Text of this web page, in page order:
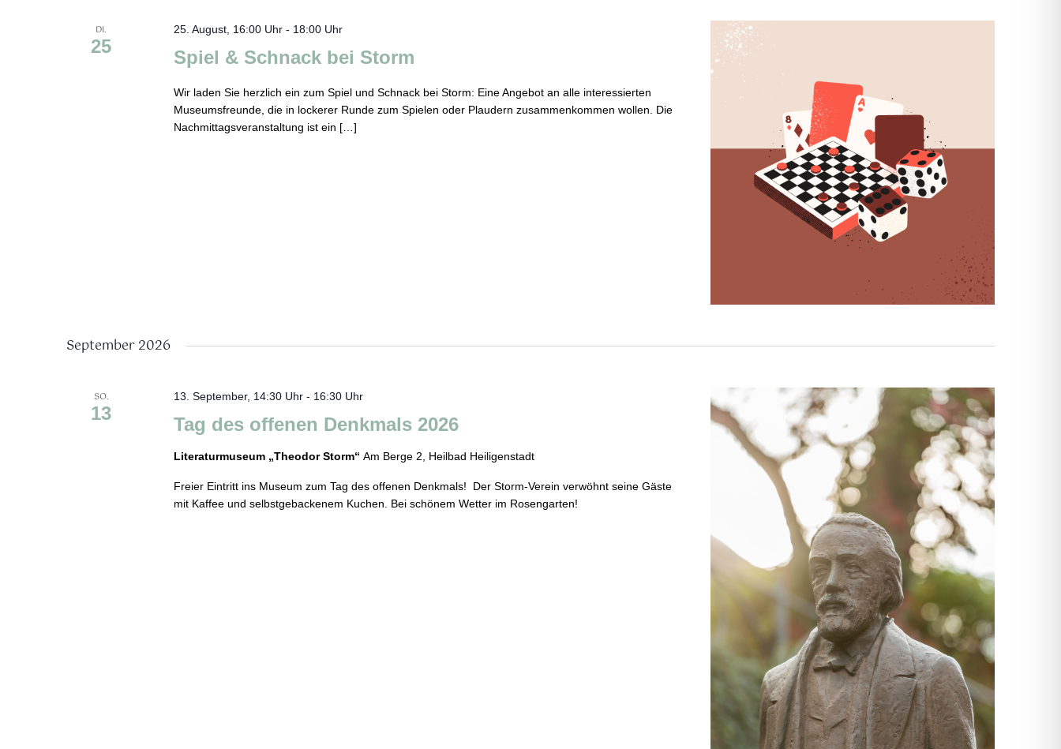
DI.
25
25. August, 16:00 Uhr- 18:00 Uhr
Spiel & Schnack bei Storm
Wir laden Sie herzlich ein zum Spiel und Schnack bei Storm: Eine Angebot an alle interessierten
Museumsfreunde, die in lockerer Runde zum Spielen oder Plaudern zusammenkommen wollen. Die
Nachmittagsveranstaltung ist ein […]
September 2026
SO.
13
13. September, 14:30 Uhr- 16:30 Uhr
Tag des offenen Denkmals 2026
Literaturmuseum „Theodor Storm“ Am Berge 2, Heilbad Heiligenstadt
Freier Eintritt ins Museum zum Tag des offenen Denkmals! Der Storm-Verein verwöhnt seine Gäste
mit Kaffee und selbstgebackenem Kuchen. Bei schönem Wetter im Rosengarten!